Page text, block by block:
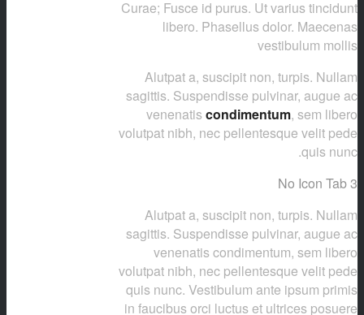
Curae; Fusce id purus. Ut varius tincidunt
libero. Phasellus dolor. Maecenas
vestibulum mollis
Alutpat a, suscipit non, turpis. Nullam
sagittis. Suspendisse pulvinar, augue ac
venenatis condimentum, sem libero
volutpat nibh, nec pellentesque velit pede
quis nunc.
No Icon Tab 3
Alutpat a, suscipit non, turpis. Nullam
sagittis. Suspendisse pulvinar, augue ac
venenatis condimentum, sem libero
volutpat nibh, nec pellentesque velit pede
quis nunc. Vestibulum ante ipsum primis
in faucibus orci luctus et ultrices posuere